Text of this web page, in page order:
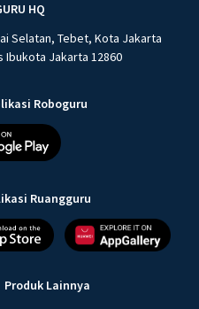
HQ
Selatan, Tebet, Kota Jakarta
Ibukota Jakarta 12860
Roboguru
Ruangguru
Produk Lainnya